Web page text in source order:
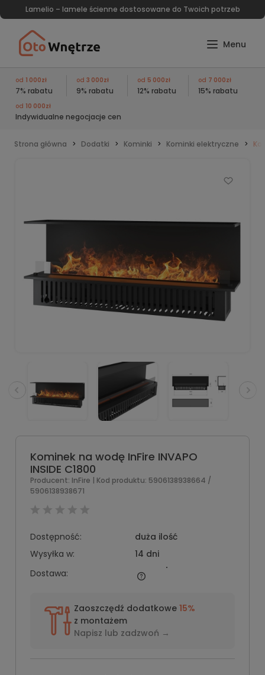
Lamelio – lamele ścienne dostosowane do Twoich potrzeb
od 1 000zł
7% rabatu
od 3 000zł
9% rabatu
od 5 000zł
12% rabatu
od 7 000zł
15% rabatu
od 10 000zł
Indywidualne negocjacje cen
Strona główna Dodatki Kominki Kominki elektryczne
Kominek na wodę InFire INVAPO
INSIDE C1800
Producent: InFire | Kod produktu: 5906138938664 /
5906138938671
Dostępność:
duża ilość
Wysyłka w:
14 dni
Dostawa:
Zaoszczędź dodatkowe 15%
z montażem
Napisz lub zadzwoń →